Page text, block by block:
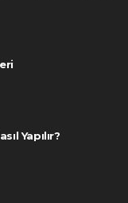
Yapılır?